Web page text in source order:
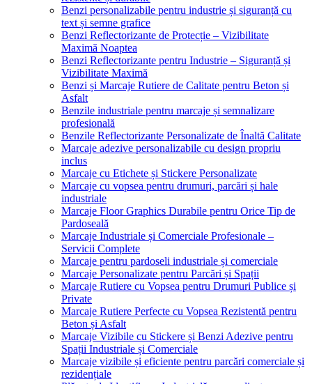
Benzi personalizabile pentru industrie și siguranță cu
text și semne grafice
Benzi Reflectorizante de Protecție – Vizibilitate
Maximă Noaptea
Benzi Reflectorizante pentru Industrie – Siguranță și
Vizibilitate Maximă
Benzi și Marcaje Rutiere de Calitate pentru Beton și
Asfalt
Benzile industriale pentru marcaje și semnalizare
profesională
Benzile Reflectorizante Personalizate de Înaltă Calitate
Marcaje adezive personalizabile cu design propriu
inclus
Marcaje cu Etichete și Stickere Personalizate
Marcaje cu vopsea pentru drumuri, parcări și hale
industriale
Marcaje Floor Graphics Durabile pentru Orice Tip de
Pardoseală
Marcaje Industriale și Comerciale Profesionale –
Servicii Complete
Marcaje pentru pardoseli industriale și comerciale
Marcaje Personalizate pentru Parcări și Spații
Marcaje Rutiere cu Vopsea pentru Drumuri Publice și
Private
Marcaje Rutiere Perfecte cu Vopsea Rezistentă pentru
Beton și Asfalt
Marcaje Vizibile cu Stickere și Benzi Adezive pentru
Spații Industriale și Comerciale
Marcaje vizibile și eficiente pentru parcări comerciale și
rezidențiale